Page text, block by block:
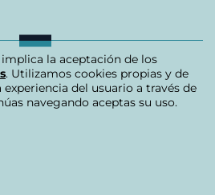
la aceptación de los
. Utilizamos cookies propias y de
del usuario a través de
navegando aceptas su uso.